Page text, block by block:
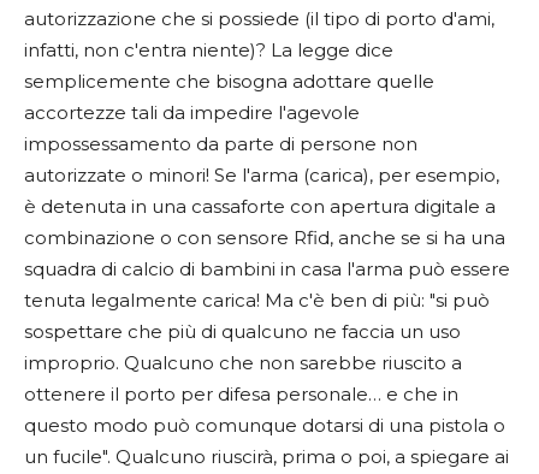
autorizzazione che si possiede (il tipo di porto d'ami,
infatti, non c'entra niente)? La legge dice
semplicemente che bisogna adottare quelle
accortezze tali da impedire l'agevole
impossessamento da parte di persone non
autorizzate o minori! Se l'arma (carica), per esempio,
è detenuta in una cassaforte con apertura digitale a
combinazione o con sensore Rfid, anche se si ha una
squadra di calcio di bambini in casa l'arma può essere
tenuta legalmente carica! Ma c'è ben di più: "si può
sospettare che più di qualcuno ne faccia un uso
improprio. Qualcuno che non sarebbe riuscito a
ottenere il porto per difesa personale… e che in
questo modo può comunque dotarsi di una pistola o
un fucile". Qualcuno riuscirà, prima o poi, a spiegare ai